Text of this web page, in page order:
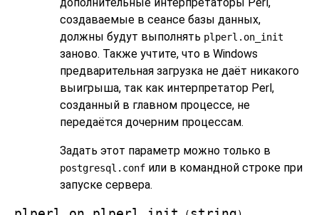
создаваемые в сеансе базы данных,
должны будут выполнять plperl.on_init
заново. Также учтите, что в Windows
предварительная загрузка не даёт никакого
выигрыша, так как интерпретатор Perl,
созданный в главном процессе, не
передаётся дочерним процессам.
Задать этот параметр можно только в
postgresql.conf или в командной строке при
запуске сервера.